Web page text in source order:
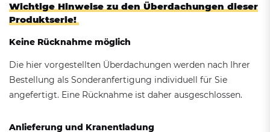
Wichtige Hinweise zu den Überdachungen dieser
Produktserie!
Keine Rücknahme möglich
Die hier vorgestellten Überdachungen werden nach Ihrer
Bestellung als Sonderanfertigung individuell für Sie
angefertigt. Eine Rücknahme ist daher ausgeschlossen.
Anlieferung und Kranentladung